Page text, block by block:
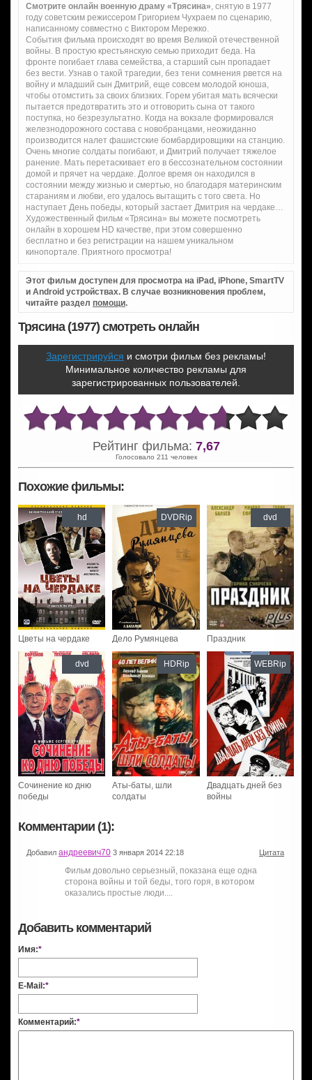
Смотрите онлайн военную драму «Трясина», снятую в 1977
году советским режиссером Григорием Чухраем по сценарию,
написанному совместно с Виктором Мережко.
События фильма происходят во время Великой отечественной
войны. В простую крестьянскую семью приходит беда. На
фронте погибает глава семейства, а старший сын пропадает
без вести. Узнав о такой трагедии, без тени сомнения рвется на
войну и младший сын Дмитрий, еще совсем молодой юноша,
чтобы отомстить за своих близких. Горем убитая мать всячески
пытается предотвратить это и отговорить сына от такого
поступка, но безрезультатно. Когда на вокзале формировался
железнодорожного состава с новобранцами, неожиданно
производится налет фашистские бомбардировщики на станцию.
Очень многие солдаты погибают, и Дмитрий получает тяжелое
ранение. Мать перетаскивает его в бессознательном состоянии
домой и прячет на чердаке. Долгое время он находился в
состоянии между жизнью и смертью, но благодаря материнским
стараниям и любви, его удалось вытащить с того света. Но
наступает День победы, который застает Дмитрия на чердаке…
Художественный фильм «Трясина» вы можете посмотреть
онлайн в хорошем HD качестве, при этом совершенно
бесплатно и без регистрации на нашем уникальном
кинопортале. Приятного просмотра!
Этот фильм доступен для просмотра на iPad, iPhone, SmartTV
и Android устройствах. В случае возникновения проблем,
читайте раздел помощи.
Трясина (1977) смотреть онлайн
Зарегистрируйся и смотри фильм без рекламы!
Минимальное количество рекламы для
зарегистрированных пользователей.
Рейтинг фильма: 7,67
Голосовало 211 человек
Похожие фильмы:
Цветы на чердаке
hd
Дело Румянцева
DVDRip
Праздник
dvd
Сочинение ко дню
победы
dvd
Аты-баты, шли
солдаты
HDRip
Двадцать дней без
войны
WEBRip
Комментарии (1):
Добавил андреевич70 3 января 2014 22:18 Цитата
Фильм довольно серьезный, показана еще одна
сторона войны и той беды, того горя, в котором
оказались простые люди....
Добавить комментарий
Имя:*
E-Mail:*
Комментарий:*